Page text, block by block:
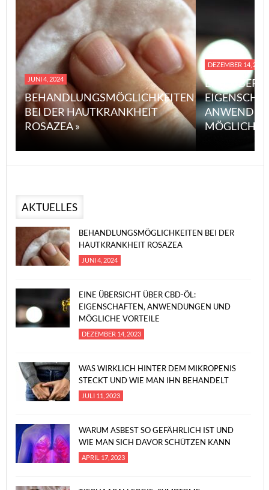
JUNI 4, 2024
BEHANDLUNGSMÖGLICHKEITEN
BEI DER HAUTKRANKHEIT
ROSAZEA »
DEZEMBER 14, 2023
EINE
MÖGLICHE
AKTUELLES
BEHANDLUNGSMÖGLICHKEITEN BEI DER
HAUTKRANKHEIT ROSAZEA
JUNI 4, 2024
EINE ÜBERSICHT ÜBER CBD-ÖL:
EIGENSCHAFTEN, ANWENDUNGEN UND
MÖGLICHE VORTEILE
DEZEMBER 14, 2023
WAS WIRKLICH HINTER DEM MIKROPENIS
STECKT UND WIE MAN IHN BEHANDELT
JULI 11, 2023
WARUM ASBEST SO GEFÄHRLICH IST UND
WIE MAN SICH DAVOR SCHÜTZEN KANN
APRIL 17, 2023